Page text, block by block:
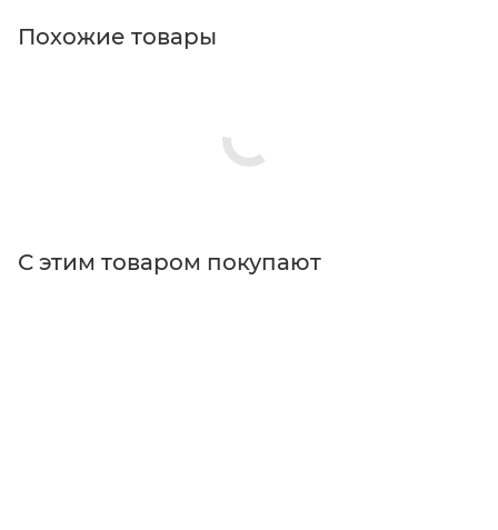
Похожие товары
С этим товаром покупают